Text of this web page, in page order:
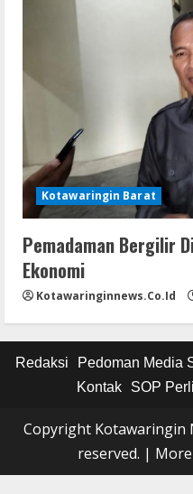
Kotawaringin Barat
Pemadaman Bergilir
Ekonomi
Kotawaringinnews.co.id
Redaksi Pedoman Media
Kontak
SOP
Copyright Kotawaringin
reserved. |